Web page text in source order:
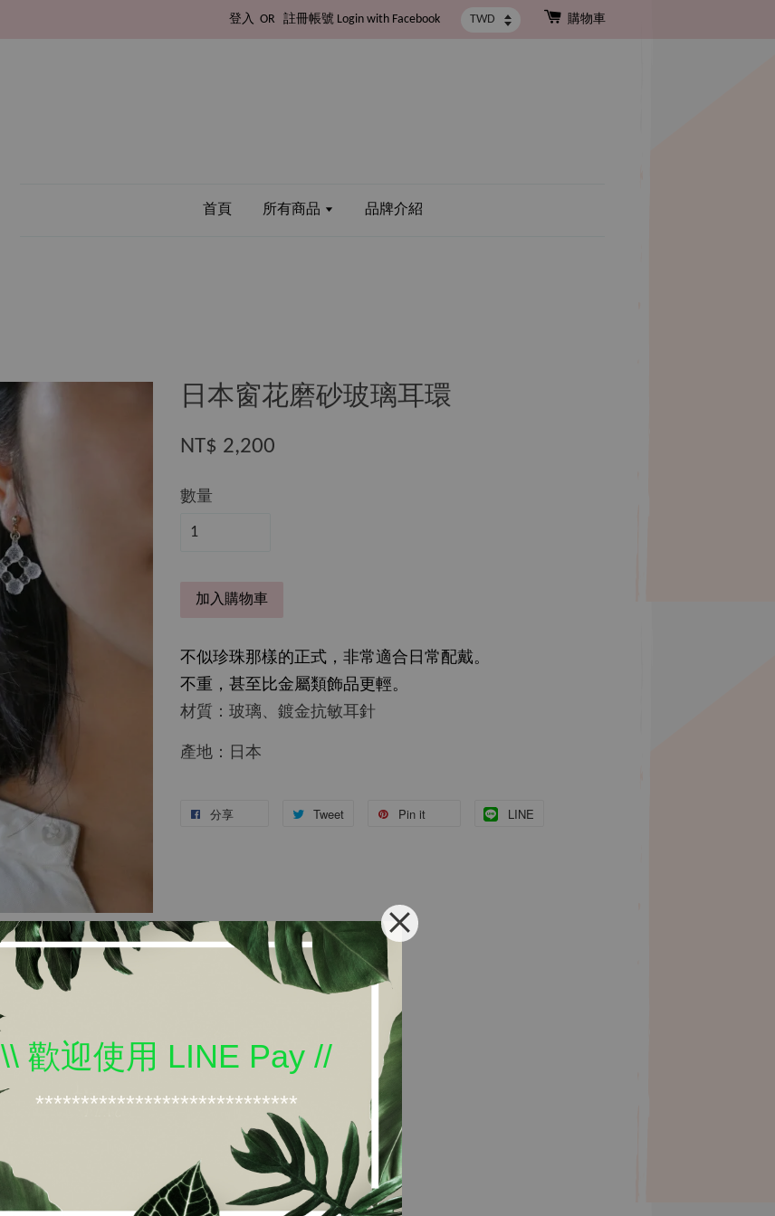
\\ 歡迎使用 LINE Pay //
*****************************
登入 OR 註冊帳號 Login with Facebook 購物車
首頁 所有商品 品牌介紹
日本窗花磨砂玻璃耳環
NT$ 2,200
數量
加入購物車
不似珍珠那樣的正式，非常適合日常配戴。
不重，甚至比金屬類飾品更輕。
材質：玻璃、鍍金抗敏耳針
產地：日本
分享 Tweet Pin it LINE